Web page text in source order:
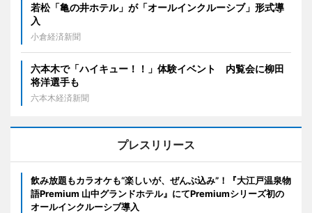
若松「亀の井ホテル」が「オールインクルーシブ」形式導
入
小倉経済新聞
六本木で「ハイキュー！！」体験イベント 内覧会に柳田
将洋選手も
六本木経済新聞
プレスリリース
飲み放題もカラオケも“楽しいが、ぜんぶ込み”！『大江戸温泉物
語Premium 山中グランドホテル』にてPremiumシリーズ初の
オールインクルーシブ導入